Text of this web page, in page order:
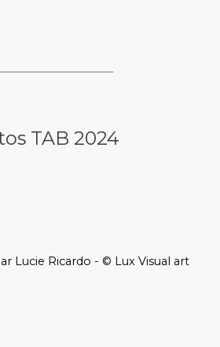
TAB 2024
Lucie Ricardo - © Lux Visual art